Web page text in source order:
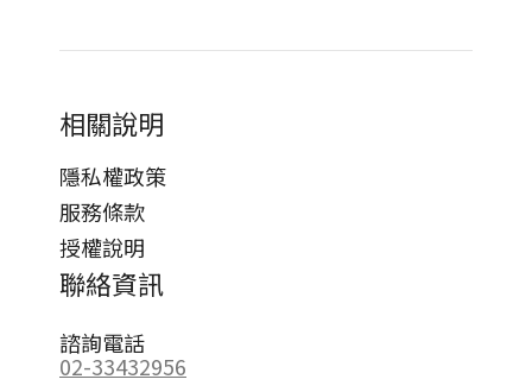
相關說明
隱私權政策
服務條款
授權說明
聯絡資訊
諮詢電話
02-33432956